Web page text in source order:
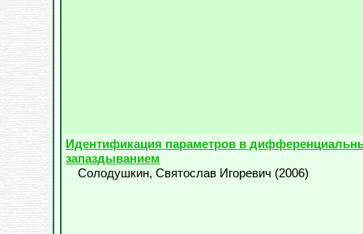
Идентификация параметров в
запаздыванием
Солодушкин, Святослав Игоревич (2006)